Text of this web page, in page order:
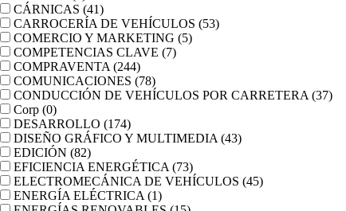
CÁRNICAS (41)
CARROCERÍA DE VEHÍCULOS (53)
COMERCIO Y MARKETING (5)
COMPETENCIAS CLAVE (7)
COMPRAVENTA (244)
COMUNICACIONES (78)
CONDUCCIÓN DE VEHÍCULOS POR CARRETERA (37)
Corp (0)
DESARROLLO (174)
DISEÑO GRÁFICO Y MULTIMEDIA (43)
EDICIÓN (82)
EFICIENCIA ENERGÉTICA (73)
ELECTROMECÁNICA DE VEHÍCULOS (45)
ENERGÍA ELÉCTRICA (1)